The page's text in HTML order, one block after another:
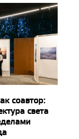
соавтор:
света